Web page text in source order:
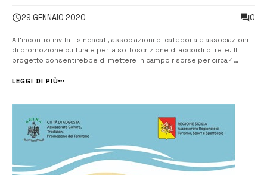
Comune – Iacp
29 GENNAIO 2020 0
All’incontro invitati sindacati, associazioni di categoria e associazioni
di promozione culturale per la sottoscrizione di accordi di rete. Il
progetto consentirebbe di mettere in campo risorse per circa 4
housing” dove oggi sorge l’edificio dell’ex consorzio agrario, in ...
LEGGI DI PIÙ